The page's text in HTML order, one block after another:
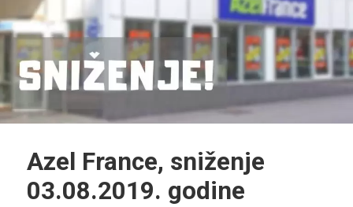
Azel France, sniženje
03.08.2019. godine